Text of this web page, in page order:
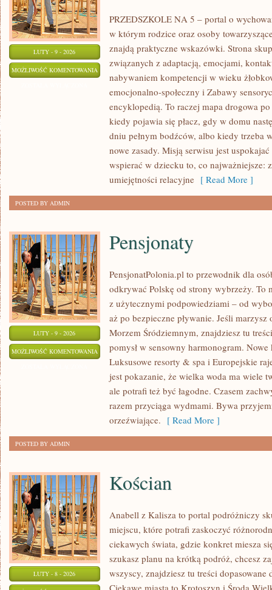
LUTY - 9 - 2026
MOŻLIWOŚĆ KOMENTOWANIA INTEGRACJA
NIEPEŁNOSPRAWNOŚCIAMI
PRZEDSZKOLE NA 5 – portal o
w którym rodzice oraz osoby
znajdą praktyczne wskazówki. Strona
związanych z adaptacją, emocjami,
nabywaniem kompetencji w wieku
emocjonalno-społeczny i Zabawy
encyklopedią. To raczej mapa drogowa
kiedy pojawia się płacz, gdy w domu
dniu pełnym bodźców, albo kiedy trzeba
nowe zasady. Misją serwisu jest
wspierać w dziecku to, co najważniejsze:
umiejętności relacyjne [ Read More ]
POSTED BY ADMIN
LUTY - 9 - 2026
MOŻLIWOŚĆ KOMENTOWANIA PENSJONATY
Pensjonaty
PensjonatPolonia.pl to przewodnik dla
odkrywać Polskę od strony wybrzeży. To
z użytecznymi podpowiedziami – od
aż po bezpieczne pływanie. Jeśli marzysz
Morzem Śródziemnym, znajdziesz tu
pomysł w sensowny harmonogram.
Luksusowe resorty & spa i Europejskie
jest pokazanie, że wielka woda ma wiele
ale potrafi też być łagodne. Czasem
razem przyciąga wydmami. Bywa
orzeźwiające. [ Read More ]
POSTED BY ADMIN
LUTY - 8 - 2026
Kościan
Anabell z Kalisza to portal podróżniczy
miejscu, które potrafi zaskoczyć
ciekawych świata, gdzie konkret miesza
szukasz planu na krótką podróż, chcesz
wszyscy, znajdziesz tu treści
Ciekawe miasta to Krotoszyn i Środa